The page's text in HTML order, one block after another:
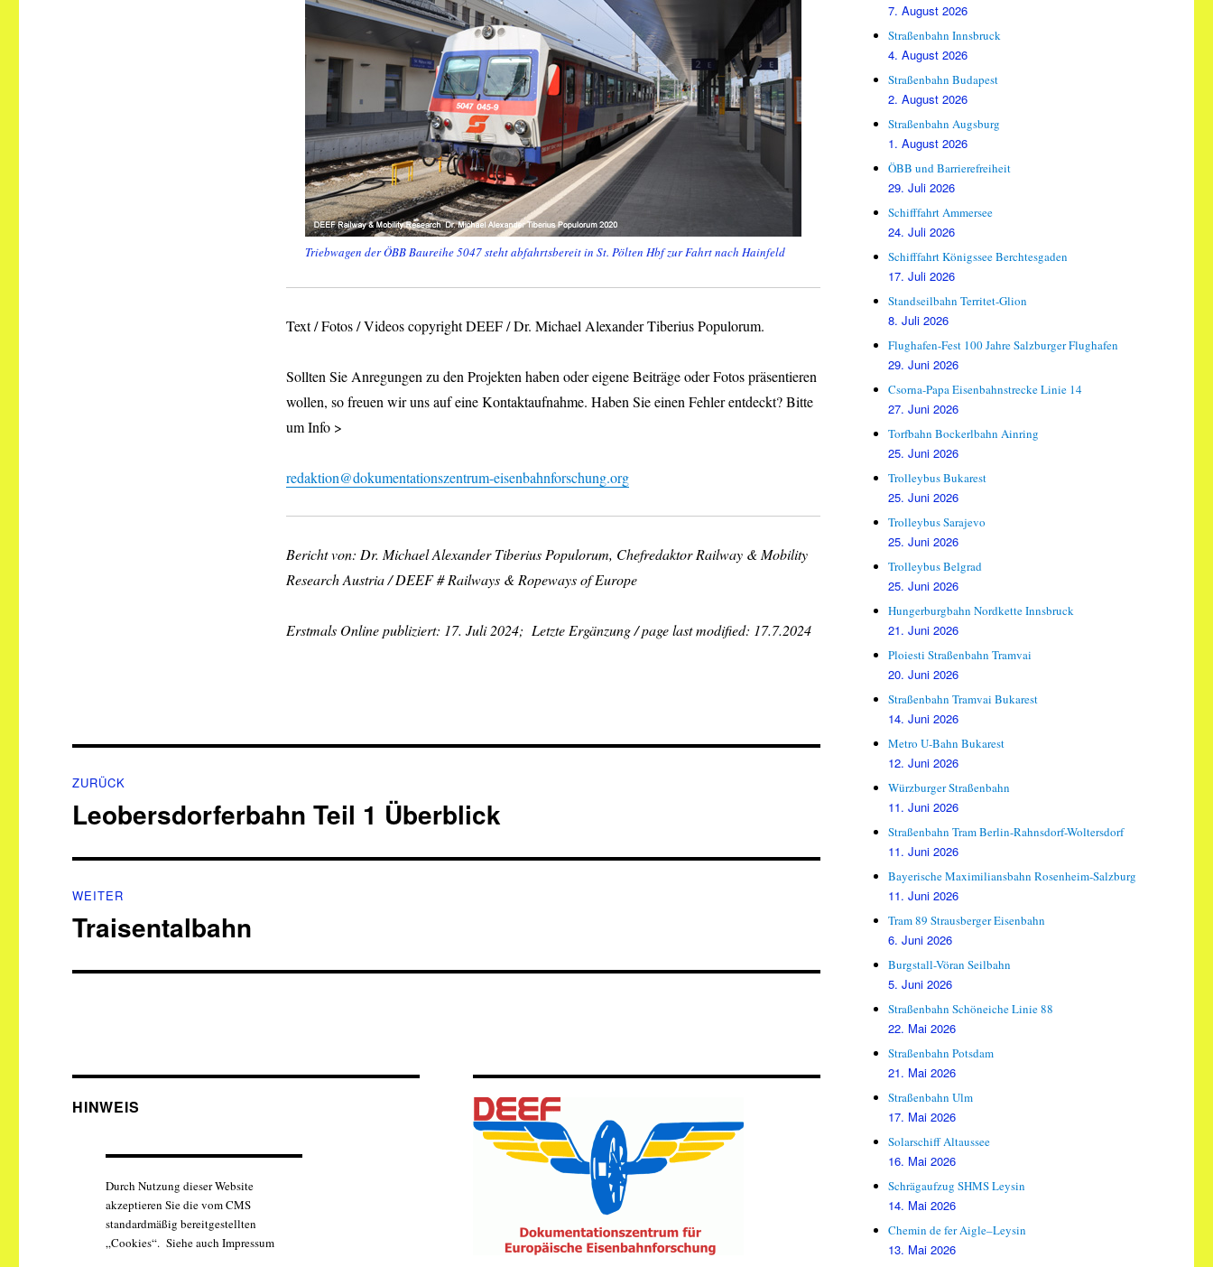
Triebwagen der ÖBB Baureihe 5047 steht abfahrtsbereit in St. Pölten Hbf zur Fahrt nach Hainfeld
Text / Fotos / Videos copyright DEEF / Dr. Michael Alexander Tiberius Populorum.
Sollten Sie Anregungen zu den Projekten haben oder eigene Beiträge oder Fotos präsentieren
wollen, so freuen wir uns auf eine Kontaktaufnahme. Haben Sie einen Fehler entdeckt? Bitte
um Info >
redaktion@dokumentationszentrum-eisenbahnforschung.org
Bericht von: Dr. Michael Alexander Tiberius Populorum, Chefredaktor Railway & Mobility
Research Austria / DEEF # Railways & Ropeways of Europe
Erstmals Online publiziert: 17. Juli 2024; Letzte Ergänzung / page last modified: 17.7.2024
ZURÜCK
Vorheriger
Leobersdorferbahn Teil 1 Überblick
WEITER
Nächster
Traisentalbahn
HINWEIS
Durch Nutzung dieser Website
akzeptieren Sie die vom CMS
standardmäßig bereitgestellten
„Cookies“. Siehe auch Impressum
7. August 2026
Straßenbahn Innsbruck
4. August 2026
Straßenbahn Budapest
2. August 2026
Straßenbahn Augsburg
1. August 2026
ÖBB und Barrierefreiheit
29. Juli 2026
Schifffahrt Ammersee
24. Juli 2026
Schifffahrt Königssee Berchtesgaden
17. Juli 2026
Standseilbahn Territet-Glion
8. Juli 2026
Flughafen-Fest 100 Jahre Salzburger Flughafen
29. Juni 2026
Csorna-Papa Eisenbahnstrecke Linie 14
27. Juni 2026
Torfbahn Bockerlbahn Ainring
25. Juni 2026
Trolleybus Bukarest
25. Juni 2026
Trolleybus Sarajevo
25. Juni 2026
Trolleybus Belgrad
25. Juni 2026
Hungerburgbahn Nordkette Innsbruck
21. Juni 2026
Ploiesti Straßenbahn Tramvai
20. Juni 2026
Straßenbahn Tramvai Bukarest
14. Juni 2026
Metro U-Bahn Bukarest
12. Juni 2026
Würzburger Straßenbahn
11. Juni 2026
Straßenbahn Tram Berlin-Rahnsdorf-Woltersdorf
11. Juni 2026
Bayerische Maximiliansbahn Rosenheim-Salzburg
11. Juni 2026
Tram 89 Strausberger Eisenbahn
6. Juni 2026
Burgstall-Vöran Seilbahn
5. Juni 2026
Straßenbahn Schöneiche Linie 88
22. Mai 2026
Straßenbahn Potsdam
21. Mai 2026
Straßenbahn Ulm
17. Mai 2026
Solarschiff Altaussee
16. Mai 2026
Schrägaufzug SHMS Leysin
14. Mai 2026
Chemin de fer Aigle–Leysin
13. Mai 2026